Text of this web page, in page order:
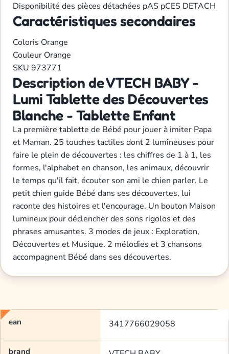
Disponibilité des pièces détachées pAS pCES DETACH
Caractéristiques secondaires
Coloris Orange
Couleur Orange
SKU 973771
Description de VTECH BABY -
Lumi Tablette des Découvertes
Blanche - Tablette Enfant
La première tablette de Bébé pour jouer à imiter Papa
et Maman. 25 touches tactiles dont 2 lumineuses pour
faire le plein de découvertes : les chiffres de 1 à 1, les
formes, l'alphabet en chanson, les animaux, découvrir
le temps qu'il fait, écouter son ami le chien parler. Le
petit chien guide Bébé dans ses découvertes, lui
raconte des histoires et l'encourage. Un bouton Maison
lumineux pour déclencher des sons rigolos et des
phrases amusantes. 3 modes de jeux : Exploration,
Découvertes et Musique. 2 mélodies et 3 chansons
accompagnent Bébé dans ses découvertes.
ean 3417766029058
brand